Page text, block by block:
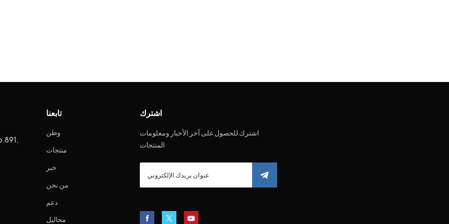
تابعنا
وطن
منتجات
خبر
من نحن
دعم
محاليل
اشترك
اشترك للحصول على آخر الأخبار ومعلومات
المنتجات